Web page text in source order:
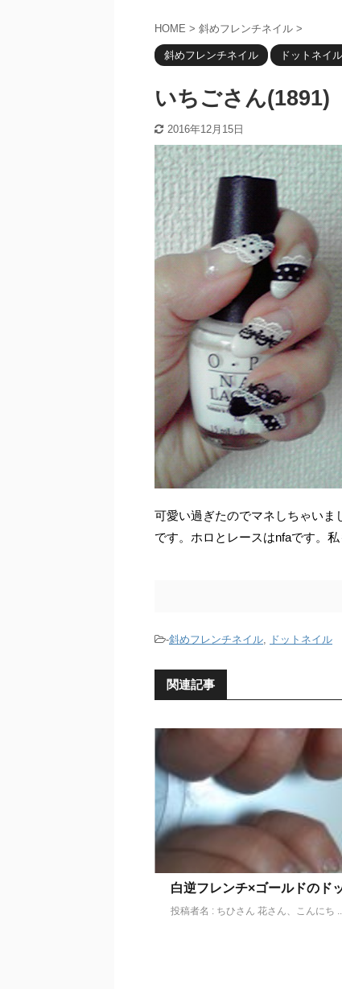
HOME > 斜めフレンチネイル >
斜めフレンチネイル ドットネイル
いちごさん(1891)
2016年12月15日
可愛い過ぎたのでマネしちゃいま
です。ホロとレースはnfaです。私
-斜めフレンチネイル, ドットネイル
関連記事
白逆フレンチ×ゴールドのド
投稿者名 : ちひさん 花さん、こんにち